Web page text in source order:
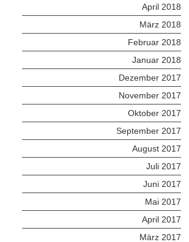
April 2018
März 2018
Februar 2018
Januar 2018
Dezember 2017
November 2017
Oktober 2017
September 2017
August 2017
Juli 2017
Juni 2017
Mai 2017
April 2017
März 2017